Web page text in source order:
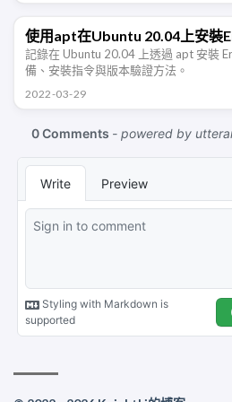
使用apt在Ubuntu 20.04上安裝
記錄在 Ubuntu 20.04 上透過 apt 安裝
備、安裝指令與版本驗證方法。
2022-03-29